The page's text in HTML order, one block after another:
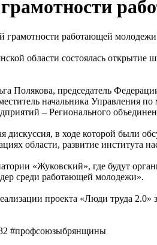
грамотности работающей молодежи
области состоялась
Полякова, председатель
начальника Управления
– Регионального
дискуссия, в ходе которой были
области, развитие института
«Жуковский», где будут
среди работающей молодежи».
проекта «Люди труда
#профсоюзыбрянщины